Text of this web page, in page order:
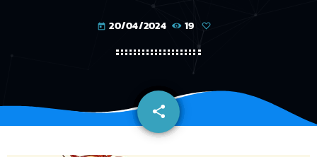
today 20/04/2024 19
share
email